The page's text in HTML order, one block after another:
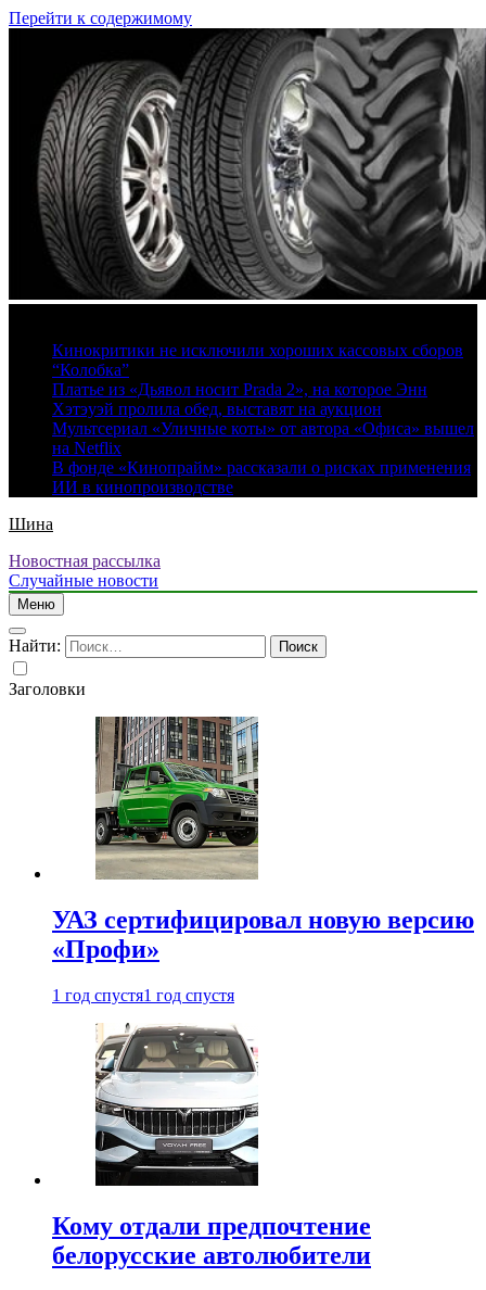
Перейти к содержимому
Кинокритики не исключили хороших кассовых сборов
“Колобка”
Платье из «Дьявол носит Prada 2», на которое Энн
Хэтэуэй пролила обед, выставят на аукцион
Мультсериал «Уличные коты» от автора «Офиса» вышел
на Netflix
В фонде «Кинопрайм» рассказали о рисках применения
ИИ в кинопроизводстве
Шина
Новостная рассылка
Случайные новости
Меню
Найти:
Заголовки
УАЗ сертифицировал новую версию
«Профи»
1 год спустя1 год спустя
Кому отдали предпочтение
белорусские автолюбители